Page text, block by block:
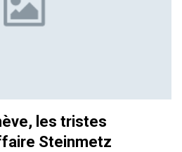
les tristes
Steinmetz